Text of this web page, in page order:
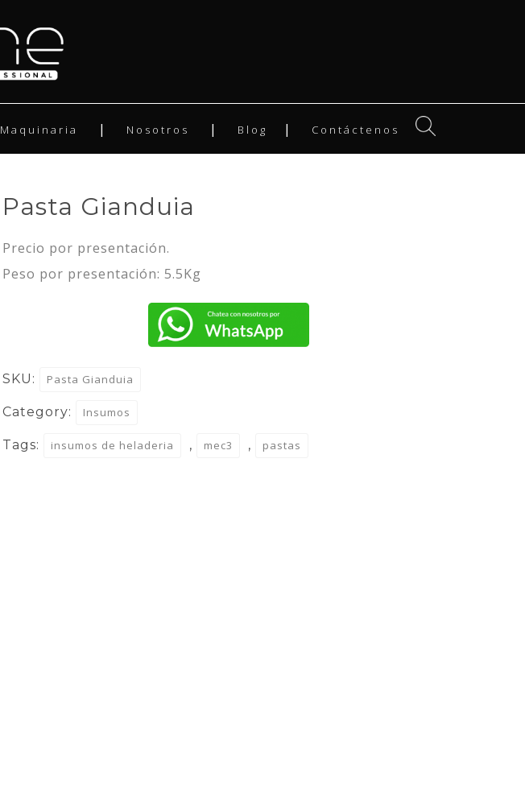
Maquinaria Nosotros Blog Contáctenos
Pasta Gianduia
Precio por presentación.
Peso por presentación: 5.5Kg
SKU: Pasta Gianduia
Category: Insumos
Tags: insumos de heladeria , mec3 , pastas